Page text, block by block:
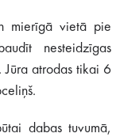
mierīgā vietā pie
nesteidzīgas
Jūra atrodas tikai 6
dabas tuvumā,